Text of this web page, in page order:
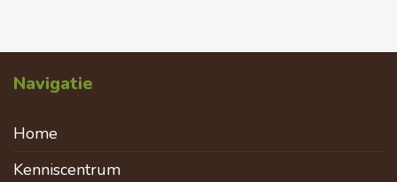
Navigatie
Home
Kenniscentrum